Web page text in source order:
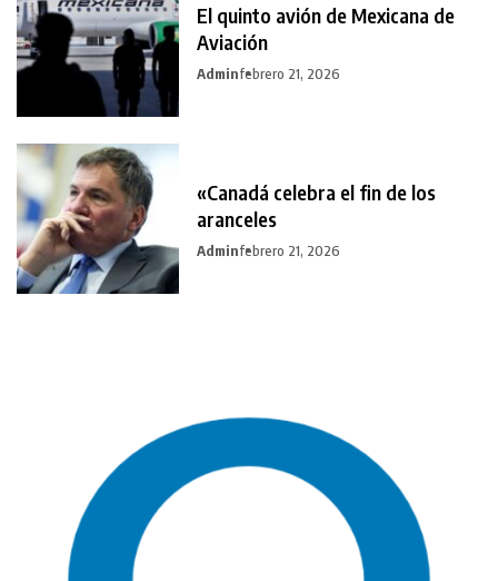
El quinto avión de Mexicana de
Aviación
Adminfebrero 21, 2026
«Canadá celebra el fin de los
aranceles
Adminfebrero 21, 2026